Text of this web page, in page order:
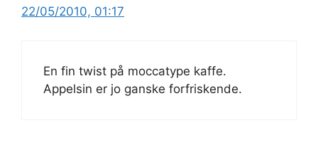
22/05/2010, 01:17
En fin twist på moccatype kaffe.
Appelsin er jo ganske forfriskende.